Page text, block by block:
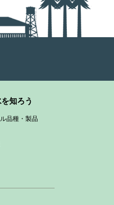
知ろう
品種・製品